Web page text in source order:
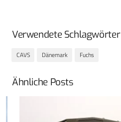
Verwendete Schlagwörter
CAVS Dänemark Fuchs
Ähnliche Posts